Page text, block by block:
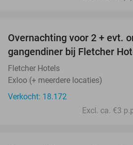
Overnachting voor 2 + evt.
gangendiner bij Fletcher
Fletcher Hotels
Exloo (+ meerdere locaties)
Verkocht: 18.172
Excl. ca. €3